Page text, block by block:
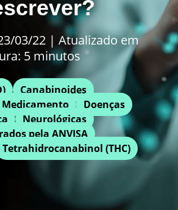
03/22 | Atualizado em
5 minutos
Canabinoides
Doenças
Neurológicas
pela ANVISA
Tetrahidrocanabinol (THC)